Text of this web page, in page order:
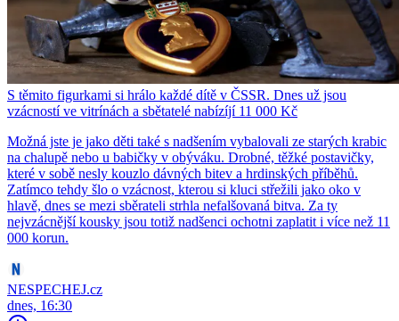
S těmito figurkami si hrálo každé dítě v ČSSR. Dnes už jsou
vzácností ve vitrínách a sbětatelé nabízíjí 11 000 Kč
Možná jste je jako děti také s nadšením vybalovali ze starých krabic
na chalupě nebo u babičky v obýváku. Drobné, těžké postavičky,
které v sobě nesly kouzlo dávných bitev a hrdinských příběhů.
Zatímco tehdy šlo o vzácnost, kterou si kluci střežili jako oko v
hlavě, dnes se mezi sběrateli strhla nefalšovaná bitva. Za ty
nejvzácnější kousky jsou totiž nadšenci ochotni zaplatit i více než 11
000 korun.
NESPECHEJ.cz
dnes, 16:30